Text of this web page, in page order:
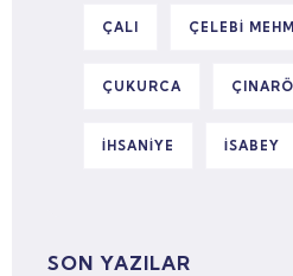
ÇALI ÇELEBI
ÇUKURCA
İHSANIYE İSABEY
SON YAZILAR